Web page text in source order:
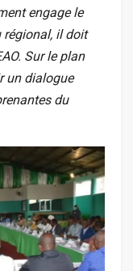
engage le
régional, il doit
Sur le plan
un dialogue
du